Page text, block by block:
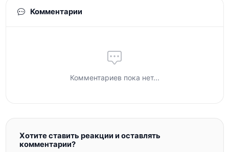
Комментарии
Комментариев пока нет...
Хотите ставить реакции и оставлять
комментарии?